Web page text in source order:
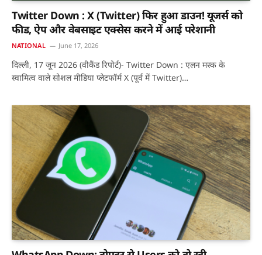
Twitter Down : X (Twitter) फिर हुआ डाउन! यूजर्स को
फीड, ऐप और वेबसाइट एक्सेस करने में आई परेशानी
NATIONAL June 17, 2026
दिल्ली, 17 जून 2026 (वीकैंड रिपोर्ट)- Twitter Down : एलन मस्क के
स्वामित्व वाले सोशल मीडिया प्लेटफॉर्म X (पूर्व में Twitter)…